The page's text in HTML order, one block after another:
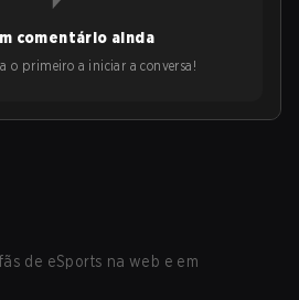
comentário ainda
o primeiro a iniciar a conversa!
de eSports na web e em